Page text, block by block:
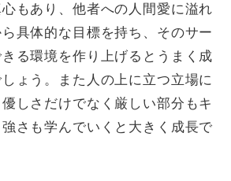
もあり、他者への人間愛に溢れ
具体的な目標を持ち、そのサー
る環境を作り上げるとうまく成
ょう。また人の上に立つ立場に
しさだけでなく厳しい部分もキ
さも学んでいくと大きく成長で